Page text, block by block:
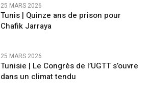
25 MARS 2026
Tunis | Quinze ans de prison pour
Chafik Jarraya
25 MARS 2026
Tunisie | Le Congrès de l’UGTT s’ouvre
dans un climat tendu